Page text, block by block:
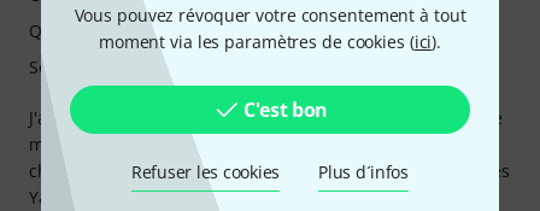
Vous pouvez révoquer votre consentement à tout
moment via les paramètres de cookies (ici).
C'est bon
Refuser les cookies Plus d´infos
J'ai longuement hésité entre les Yamaha HS8 et les Focal de
même gamme (Alpha 80). Sans parler de prix (Focal +
chères) le son des Focal est terrible, mieux peut-être que les
Yams, mais au quotidien, au bout d'une journée d'écoute,
Qualité de fabrication
Son